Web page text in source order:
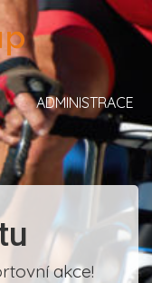
ADMINISTRACE
akce!